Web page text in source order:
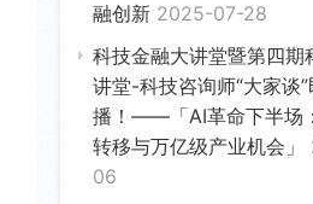
融创新 2025-07-28
科技金融大讲堂暨第四期
讲堂-科技咨询师“大家谈
播！——「AI革命下半场
转移与万亿级产业机会」
06